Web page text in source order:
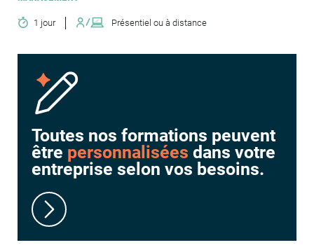
1 jour Présentiel ou à distance
Toutes nos formations peuvent
être personnalisées dans votre
entreprise selon vos besoins.